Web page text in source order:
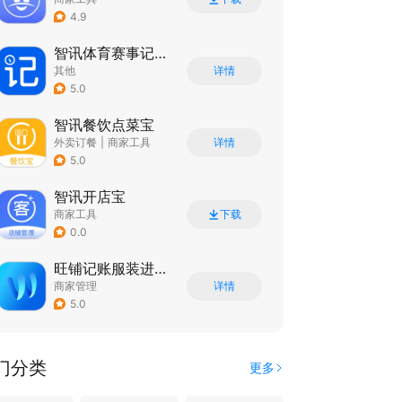
4.9
智讯体育赛事记分器
其他
5.0
详情
智讯餐饮点菜宝
外卖订餐
商家工具
5.0
详情
智讯开店宝
商家工具
0.0
下载
旺铺记账服装进销存软件
商家管理
5.0
详情
分类 更多